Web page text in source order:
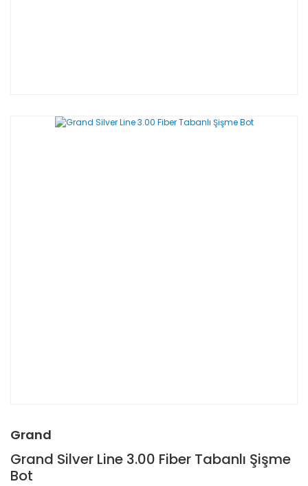
Grand
Grand Silver Line 3.00 Fiber Tabanlı Şişme
Bot